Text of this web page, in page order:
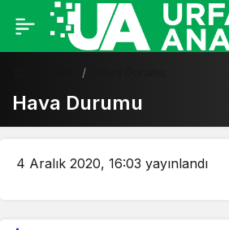
Hava Durumu
4 Aralık 2020, 16:03 yayınlandı